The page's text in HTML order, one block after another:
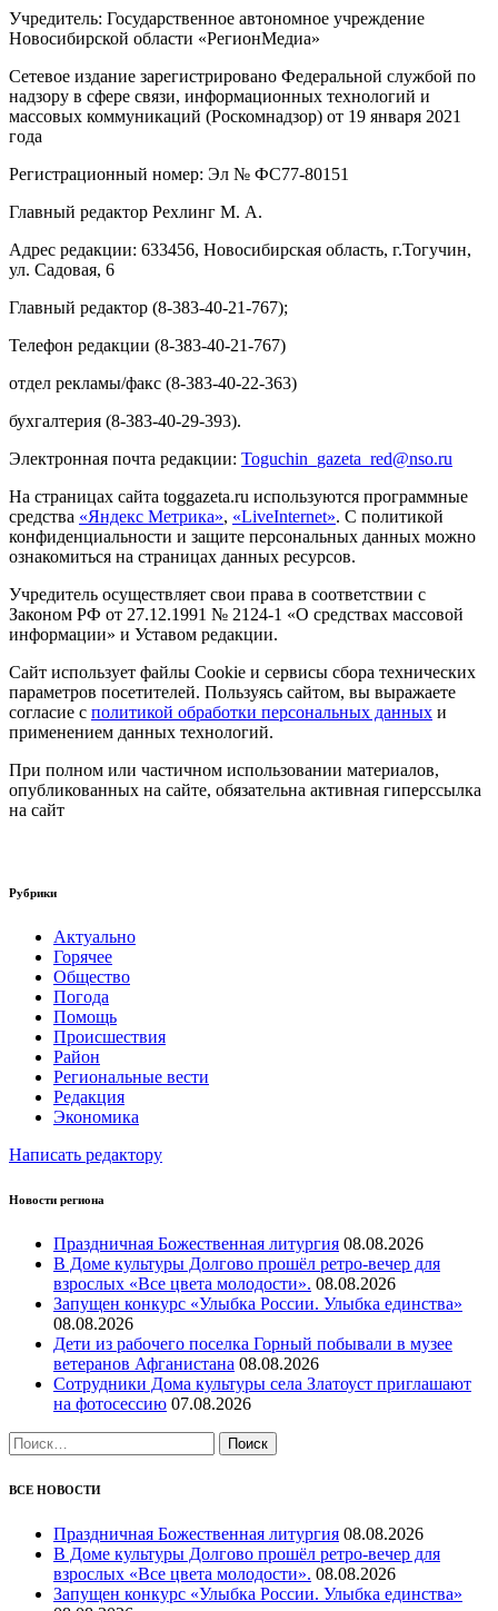
Учредитель: Государственное автономное учреждение
Новосибирской области «РегионМедиа»
Сетевое издание зарегистрировано Федеральной службой по
надзору в сфере связи, информационных технологий и
массовых коммуникаций (Роскомнадзор) от 19 января 2021
года
Регистрационный номер: Эл № ФС77-80151
Главный редактор Рехлинг М. А.
Адрес редакции: 633456, Новосибирская область, г.Тогучин,
ул. Садовая, 6
Главный редактор (8-383-40-21-767);
Телефон редакции (8-383-40-21-767)
отдел рекламы/факс (8-383-40-22-363)
бухгалтерия (8-383-40-29-393).
Электронная почта редакции: Toguchin gazeta red@nso.ru
На страницах сайта toggazeta.ru используются программные
средства «Яндекс Метрика», «LiveInternet». С политикой
конфиденциальности и защите персональных данных можно
ознакомиться на страницах данных ресурсов.
Учредитель осуществляет свои права в соответствии с
Законом РФ от 27.12.1991 № 2124-1 «О средствах массовой
информации» и Уставом редакции.
Сайт использует файлы Cookie и сервисы сбора технических
параметров посетителей. Пользуясь сайтом, вы выражаете
согласие с политикой обработки персональных данных и
применением данных технологий.
При полном или частичном использовании материалов,
опубликованных на сайте, обязательна активная гиперссылка
на сайт
Рубрики
Актуально
Горячее
Общество
Погода
Помощь
Происшествия
Район
Региональные вести
Редакция
Экономика
Написать редактору
Новости региона
Праздничная Божественная литургия 08.08.2026
В Доме культуры Долгово прошёл ретро-вечер для
взрослых «Все цвета молодости». 08.08.2026
Запущен конкурс «Улыбка России. Улыбка единства»
08.08.2026
Дети из рабочего поселка Горный побывали в музее
ветеранов Афганистана 08.08.2026
Сотрудники Дома культуры села Златоуст приглашают
на фотосессию 07.08.2026
Найти:
ВСЕ НОВОСТИ
Праздничная Божественная литургия 08.08.2026
В Доме культуры Долгово прошёл ретро-вечер для
взрослых «Все цвета молодости». 08.08.2026
Запущен конкурс «Улыбка России. Улыбка единства»